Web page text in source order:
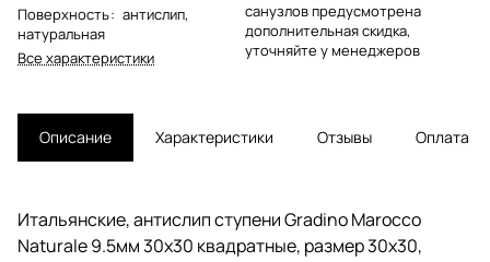
Поверхность: антислип,
натуральная
Все характеристики
санузлов предусмотрена
дополнительная скидка,
уточняйте у менеджеров
Описание Характеристики Отзывы Оплата
Итальянские, антислип ступени Gradino Marocco
Naturale 9.5мм 30x30 квадратные, размер 30x30,